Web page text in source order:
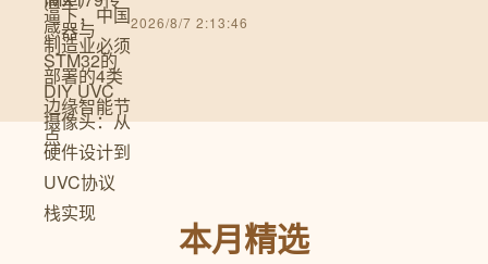
2026/8/7 2:13:46
本月精选